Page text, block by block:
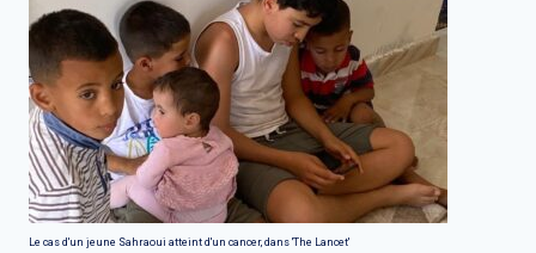
Le cas d'un jeune Sahraoui atteint d'un cancer, dans 'The Lancet'